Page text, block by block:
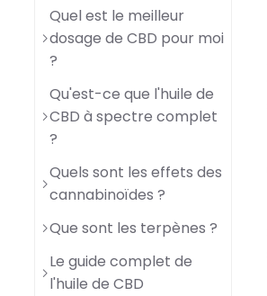
Quel est le meilleur
dosage de CBD pour moi
?
Qu'est-ce que l'huile de
CBD à spectre complet
?
Quels sont les effets des
cannabinoïdes ?
Que sont les terpènes ?
Le guide complet de
l'huile de CBD